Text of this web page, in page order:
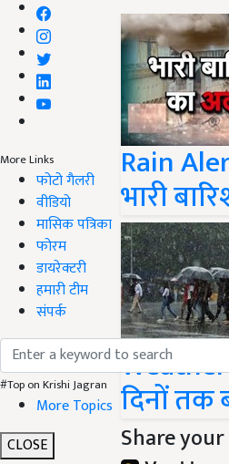
More Links
फोटो गैलरी
वीडियो
मासिक पत्रिका
फोरम
डायरेक्टरी
हमारी टीम
संपर्क
#Top on Krishi Jagran
More Topics
CLOSE
Rain
भारी
दिनों तक
Share